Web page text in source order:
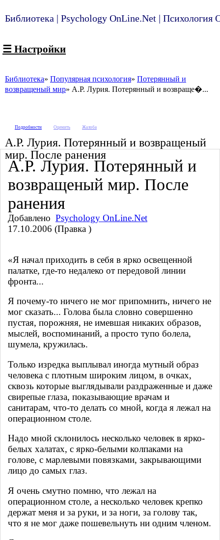
Библиотека | Psychology OnLine.Net | Психология
☰ Настройки
Библиотека Популярная психология
Потерянный и
возвращеный мир
А.Р. Лурия. Потерянный и возвраще�...
Подробности Оценить Жалоба
А.Р. Лурия. Потерянный и возвращеный
мир. После ранения
А.Р. Лурия. Потерянный и
возвращеный мир. После
ранения
Добавлено Psychology OnLine.Net
17.10.2006 (Правка )
«Я начал приходить в себя в ярко освещенной
палатке, где-то недалеко от передовой линии
фронта...
Я почему-то ничего не мог припомнить, ничего не
мог сказать... Голова была словно совершенно
пустая, порожняя, не имевшая никаких образов,
мыслей, воспоминаний, а просто тупо болела,
шумела, кружилась.
Только изредка выплывал иногда мутный образ
человека с плотным широким лицом, в очках,
сквозь которые выглядывали раздраженные и даже
свирепые глаза, показывающие врачам и
санитарам, что-то делать со мной, когда я лежал на
операционном столе.
Надо мной склонилось несколько человек в ярко-
белых халатах, с ярко-белыми колпаками на
голове, с марлевыми повязками, закрывающими
лицо до самых глаз.
Я очень смутно помню, что лежал на
операционном столе, а несколько человек крепко
держат меня и за руки, и за ноги, за голову так,
что я не мог даже пошевельнуть ни одним членом.